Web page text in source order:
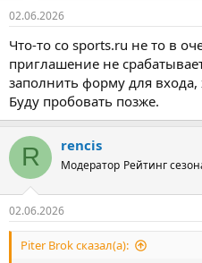
02.06.2026
Что-то со sports.ru не то в
приглашение не
заполнить форму для входа,
Буду пробовать позже.
R rencis
Модератор Рейтинг
02.06.2026
Piter Brok сказал(а):